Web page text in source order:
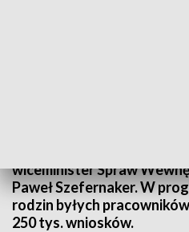
wiceminister Spraw
Paweł Szefernaker. W
rodzin byłych
250 tys. wniosków.